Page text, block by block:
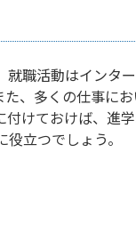
職活動はインタ
、多くの仕事に
けておけば、進
立つでしょう。